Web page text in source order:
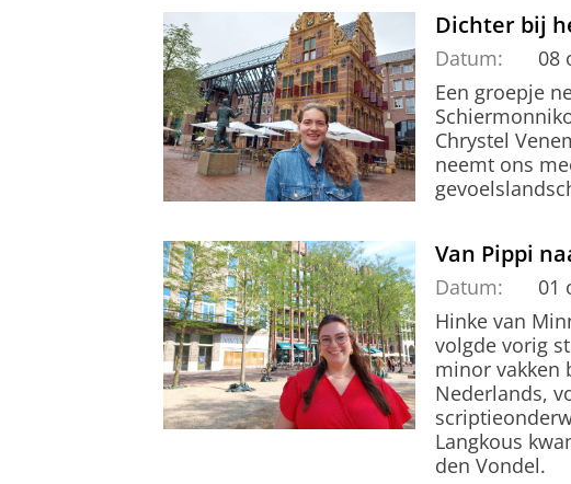
Dichter bij
Datum:
08
Een groepje
Chrystel
neemt ons
Van Pippi
Datum:
01
Hinke van
volgde vorig
minor vakken
Nederlands,
Langkous
den Vondel.